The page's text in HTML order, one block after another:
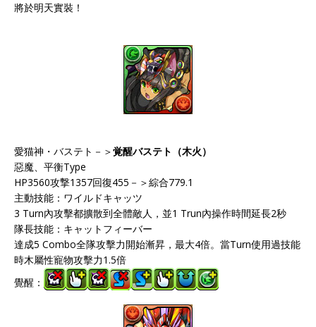
將於明天實裝！
愛猫神・バステト－＞覚醒バステト（木火）
惡魔、平衡Type
HP3560攻撃1357回復455－＞綜合779.1
主動技能：ワイルドキャッツ
3 Turn內攻擊都擴散到全體敵人，並1 Trun內操作時間延長2秒
隊長技能：キャットフィーバー
達成5 Combo全隊攻擊力開始漸昇，最大4倍。當Turn使用過技能
時木屬性寵物攻擊力1.5倍
覺醒：